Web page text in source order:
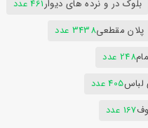
بلوک در و نرده های دیوار461 عدد
پلان مقطعی3438 عدد
248 عدد
لباس405 عدد
167 عدد